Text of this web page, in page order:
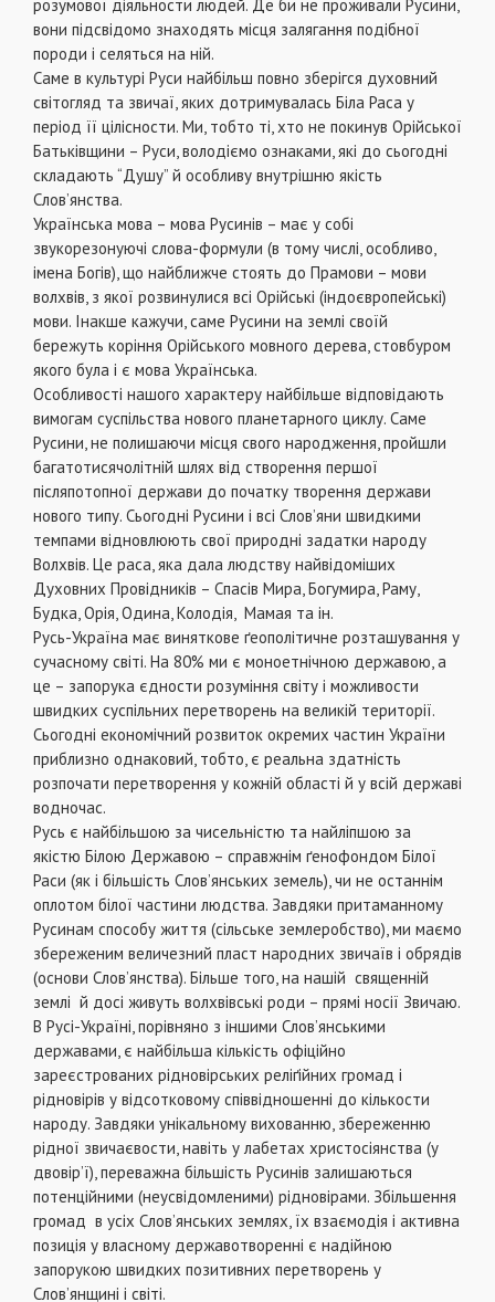
розумової діяльности людей. Де би не проживали Русини,
вони підсвідомо знаходять місця залягання подібної
породи і селяться на ній.
Саме в культурі Руси найбільш повно зберігся духовний
світогляд та звичаї, яких дотримувалась Біла Раса у
період її цілісности. Ми, тобто ті, хто не покинув Орійської
Батьківщини – Руси, володіємо ознаками, які до сьогодні
складають “Душу” й особливу внутрішню якість
Слов’янства.
Українська мова – мова Русинів – має у собі
звукорезонуючі слова-формули (в тому числі, особливо,
імена Богів), що найближче стоять до Прамови – мови
волхвів, з якої розвинулися всі Орійські (індоєвропейські)
мови. Інакше кажучи, саме Русини на землі своїй
бережуть коріння Орійського мовного дерева, стовбуром
якого була і є мова Українська.
Особливості нашого характеру найбільше відповідають
вимогам суспільства нового планетарного циклу. Саме
Русини, не полишаючи місця свого народження, пройшли
багатотисячолітній шлях від створення першої
післяпотопної держави до початку творення держави
нового типу. Сьогодні Русини і всі Слов’яни швидкими
темпами відновлюють свої природні задатки народу
Волхвів. Це раса, яка дала людству найвідоміших
Духовних Провідників – Спасів Мира, Богумира, Раму,
Будка, Орія, Одина, Колодія, Мамая та ін.
Русь-Україна має виняткове ґеополітичне розташування у
сучасному світі. На 80% ми є моноетнічною державою, а
це – запорука єдности розуміння світу і можливости
швидких суспільних перетворень на великій території.
Сьогодні економічний розвиток окремих частин України
приблизно однаковий, тобто, є реальна здатність
розпочати перетворення у кожній області й у всій державі
водночас.
Русь є найбільшою за чисельністю та найліпшою за
якістю Білою Державою – справжнім ґенофондом Білої
Раси (як і більшість Слов’янських земель), чи не останнім
оплотом білої частини людства. Завдяки притаманному
Русинам способу життя (сільське землеробство), ми маємо
збереженим величезний пласт народних звичаїв і обрядів
(основи Слов’янства). Більше того, на нашій священній
землі й досі живуть волхвівські роди – прямі носії Звичаю.
В Русі-Україні, порівняно з іншими Слов’янськими
державами, є найбільша кількість офіційно
зареєстрованих рідновірських реліґійних громад і
рідновірів у відсотковому співвідношенні до кількости
народу. Завдяки унікальному вихованню, збереженню
рідної звичаєвости, навіть у лабетах христосіянства (у
двовір’ї), переважна більшість Русинів залишаються
потенційними (неусвідомленими) рідновірами. Збільшення
громад в усіх Слов’янських землях, їх взаємодія і активна
позиція у власному державотворенні є надійною
запорукою швидких позитивних перетворень у
Слов’янщині і світі.